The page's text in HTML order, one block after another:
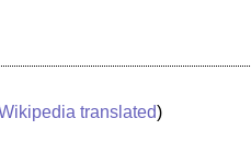
translated)